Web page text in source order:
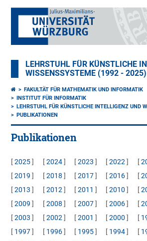
LEHRSTUHL FÜR KÜNSTLICHE
WISSENSSYSTEME (1992 - 2025)
FAKULTÄT FÜR MATHEMATIK UND INFORMATIK
INSTITUT FÜR INFORMATIK
LEHRSTUHL FÜR KÜNSTLICHE INTELLIGENZ UND
PUBLIKATIONEN
Publikationen
[2025] [2024] [2023 ] [2022 ] [
[2019 ] [2018 ] [2017] [2016] [
[2013 ] [2012 ] [2011 ] [2010 ] [
[2009 ] [2008 ] [2007] [2006] [
[2003 ] [2002 ] [2001 ] [2000 ] [
[ 1997] [ 1996] [ 1995] [ 1994] [